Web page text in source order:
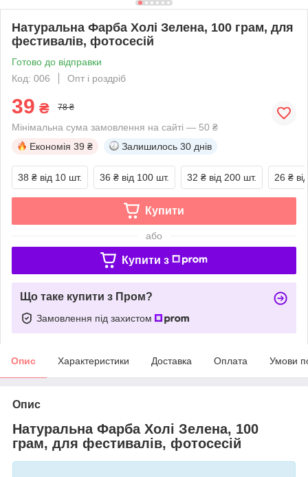
Натуральна Фарба Холі Зелена, 100 грам, для
фестивалів, фотосесій
Готово до відправки
Код: 006
Опт і роздріб
39 ₴ 78 ₴
Мінімальна сума замовлення на сайті — 50 ₴
Економія 39 ₴ Залишилось 30 днів
38 ₴ від 10 шт. 36 ₴ від 100 шт. 32 ₴ від 200 шт. 26 ₴
Купити
або
Купити з
Що таке купити з Пром?
Замовлення під захистом
Опис Характеристики Доставка Оплата Умови
Опис
Натуральна Фарба Холі Зелена, 100
грам, для фестивалів, фотосесій